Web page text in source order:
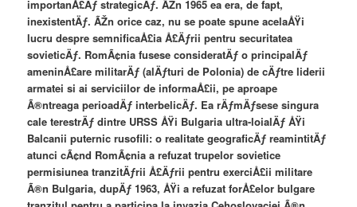
importanÅ£Äƒ strategicÄƒ. ÃŽn 1965 ea era, de fapt,
inexistentÄƒ. ÃŽn orice caz, nu se poate spune acelaÅŸi
lucru despre semnificaÅ£ia Å£Äƒrii pentru securitatea
sovieticÄƒ. RomÃ¢nia fusese consideratÄƒ o principalÄƒ
ameninÅ£are militarÄƒ (alÄƒturi de Polonia) de cÄƒtre liderii
armatei si ai serviciilor de informaÅ£ii, pe aproape
Ã®ntreaga perioadÄƒ interbelicÄƒ. Ea rÄƒmÄƒsese singura
cale terestrÄƒ dintre URSS ÅŸi Bulgaria ultra-loialÄƒ ÅŸi
Balcanii puternic rusofili: o realitate geograficÄƒ reamintitÄƒ
atunci cÃ¢nd RomÃ¢nia a refuzat trupelor sovietice
permisiunea tranzitÄƒrii Å£Äƒrii pentru exerciÅ£ii militare
Ã®n Bulgaria, dupÄƒ 1963, ÅŸi a refuzat forÅ£elor bulgare